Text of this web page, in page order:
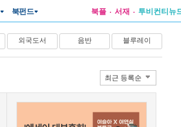
북펀드 북플 서재
창작플랫폼
외국도서 음반 블루레이
최근 등록순